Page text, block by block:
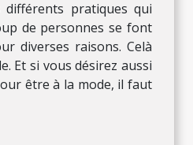
pratiques qui
de personnes se font
diverses raisons. Celà
Et si vous désirez aussi
être à la mode, il faut